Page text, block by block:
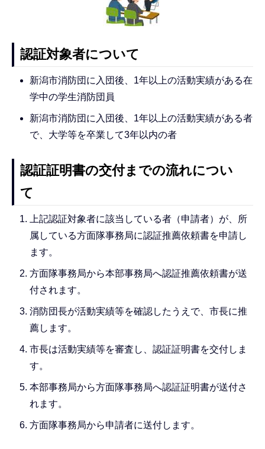
認証対象者について
新潟市消防団に入団後、1年以上の活動実績がある在
学中の学生消防団員
新潟市消防団に入団後、1年以上の活動実績がある者
で、大学等を卒業して3年以内の者
認証証明書の交付までの流れについ
て
上記認証対象者に該当している者（申請者）が、所
属している方面隊事務局に認証推薦依頼書を申請し
ます。
方面隊事務局から本部事務局へ認証推薦依頼書が送
付されます。
消防団長が活動実績等を確認したうえで、市長に推
薦します。
市長は活動実績等を審査し、認証証明書を交付しま
す。
本部事務局から方面隊事務局へ認証証明書が送付さ
れます。
方面隊事務局から申請者に送付します。